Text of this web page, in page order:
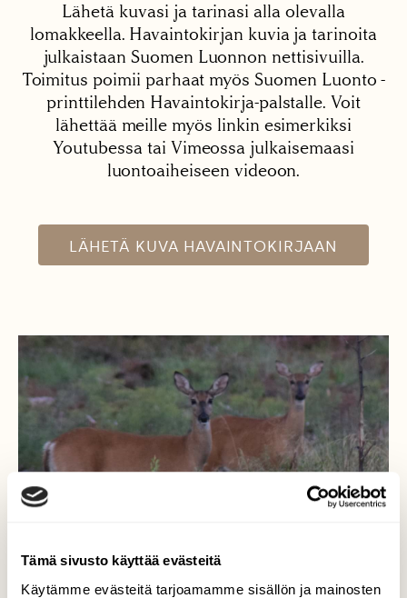
Tämä sivusto käyttää evästeitä
Käytämme evästeitä tarjoamamme sisällön ja mainosten
Lähetä kuvasi ja tarinasi alla olevalla
lomakkeella. Havaintokirjan kuvia ja tarinoita
julkaistaan Suomen Luonnon nettisivuilla.
Toimitus poimii parhaat myös Suomen Luonto -
printtilehden Havaintokirja-palstalle. Voit
lähettää meille myös linkin esimerkiksi
Youtubessa tai Vimeossa julkaisemaasi
luontoaiheiseen videoon.
LÄHETÄ KUVA HAVAINTOKIRJAAN